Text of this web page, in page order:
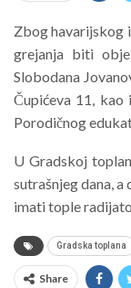
Zbog havarijskog
grejanja biti
Slobodana
Čupićeva 11,
Porodičnog
U Gradskoj
sutrašnjeg dana,
imati tople
Gradska toplana
Share